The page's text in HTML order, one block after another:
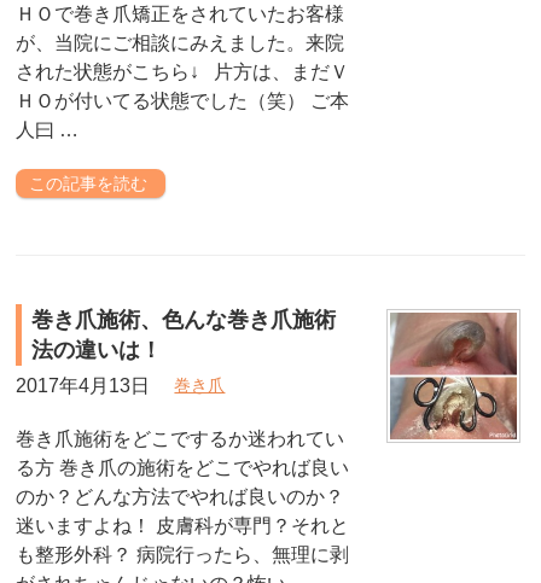
ＨＯで巻き爪矯正をされていたお客様
が、当院にご相談にみえました。来院
された状態がこちら↓ 片方は、まだＶ
ＨＯが付いてる状態でした（笑） ご本
人曰 …
この記事を読む
巻き爪施術、色んな巻き爪施術
法の違いは！
2017年4月13日 巻き爪
巻き爪施術をどこでするか迷われてい
る方 巻き爪の施術をどこでやれば良い
のか？どんな方法でやれば良いのか？
迷いますよね！ 皮膚科が専門？それと
も整形外科？ 病院行ったら、無理に剥